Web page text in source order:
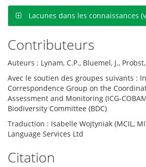
Lacunes dans les connaissances
Contributeurs
Auteurs : Lynam, C.P., Bluemel, J.,
Avec le soutien des groupes suivants :
Correspondence Group on the
Assessment and Monitoring (ICG-
Biodiversity Committee (BDC)
Traduction : Isabelle Wojtyniak (MCIL,
Language Services Ltd
Citation